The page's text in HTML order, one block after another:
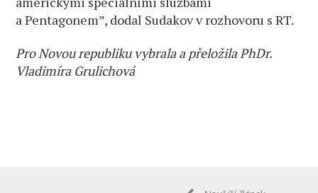
a Pentagonem”, dodal Sudakov v rozhovoru s RT.
Pro Novou republiku vybrala a přeložila PhDr.
Vladimíra Grulichová